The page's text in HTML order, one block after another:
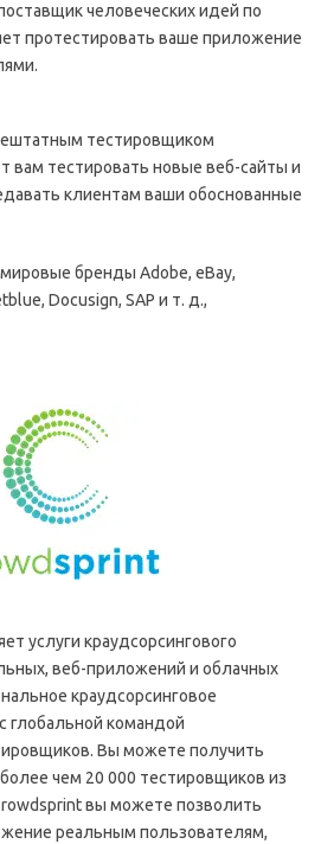
человеческих идей по
протестировать ваше приложение
тестировщиком
вам тестировать новые веб-сайты и
клиентам ваши обоснованные
бренды Adobe, eBay,
Docusign, SAP и т. д.,
услуги краудсорсингового
веб-приложений и облачных
краудсорсинговое
глобальной командой
Вы можете получить
чем 20 000 тестировщиков из
вы можете позволить
реальным пользователям,